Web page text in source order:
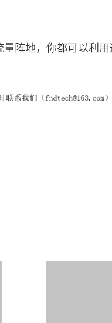
阵地，你都可以利